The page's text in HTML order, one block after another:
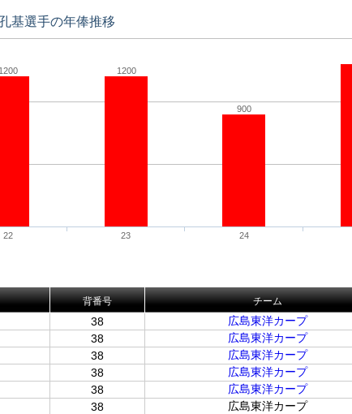
基選手の年俸推移
1200 1200
900
22 23 24
背番号 チーム
38
広島東洋カープ
38
広島東洋カープ
38
広島東洋カープ
38
広島東洋カープ
38
広島東洋カープ
38 広島東洋カープ